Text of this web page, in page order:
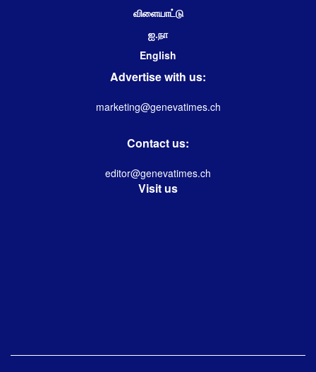
விளையாட்டு
ஐ.நா
English
Advertise with us:
marketing@genevatimes.ch
Contact us:
editor@genevatimes.ch
Visit us